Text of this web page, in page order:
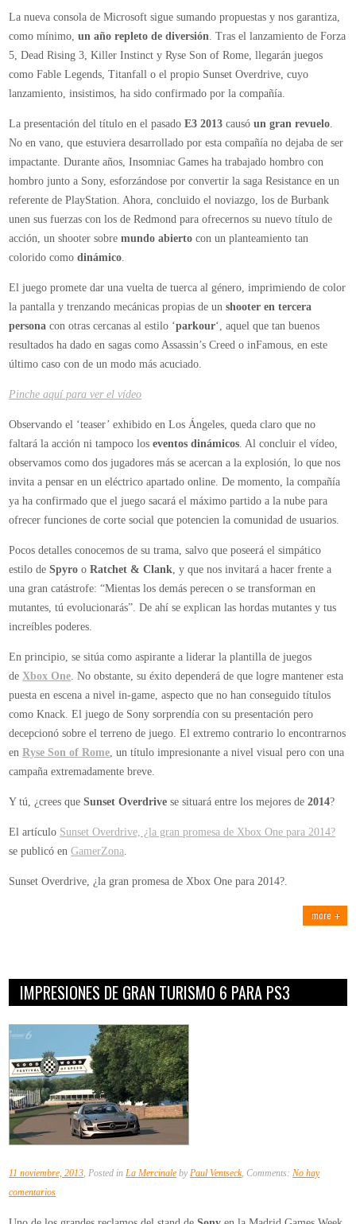
One
para
2014
La nueva consola de Microsoft sigue sumando propuestas y nos garantiza,
como mínimo,un año repleto de diversión . Tras el lanzamiento de Forza
5, Dead Rising 3, Killer Instinct y Ryse Son of Rome, llegarán juegos
como Fable Legends, Titanfall o el propio Sunset Overdrive, cuyo
lanzamiento, insistimos, ha sido confirmado por la compañía.
La presentación del título en el pasadoE3 2013 causóun gran revuelo
No en vano, que estuviera desarrollado por esta compañía no dejaba de ser
impactante. Durante años, Insomniac Games ha trabajado hombro con
hombro junto a Sony, esforzándose por convertir la saga Resistance en un
referente de PlayStation. Ahora, concluido el noviazgo, los de Burbank
unen sus fuerzas con los de Redmond para ofrecernos su nuevo título de
acción, un shooter sobremundo abierto con un planteamiento tan
colorido comodinámico
El juego promete dar una vuelta de tuerca al género, imprimiendo de color
la pantalla y trenzando mecánicas propias de unshooter en tercera
persona con otras cercanas al estilo ‘parkour‘, aquel que tan buenos
resultados ha dado en sagas como Assassin’s Creed o inFamous, en este
último caso con de un modo más acuciado.
Pinche aquí para ver el vídeo
Observando el ‘teaser’ exhibido en Los Ángeles, queda claro que no
faltará la acción ni tampoco loseventos dinámicos . Al concluir el vídeo,
observamos como dos jugadores más se acercan a la explosión, lo que nos
invita a pensar en un eléctrico apartado online. De momento, la compañía
ya ha confirmado que el juego sacará el máximo partido a la nube para
ofrecer funciones de corte social que potencien la comunidad de usuarios.
Pocos detalles conocemos de su trama, salvo que poseerá el simpático
estilo deSpyrooRatchet & Clank , y que nos invitará a hacer frente a
una gran catástrofe: “Mientas los demás perecen o se transforman en
mutantes, tú evolucionarás”. De ahí se explican las hordas mutantes y tus
increíbles poderes.
En principio, se sitúa como aspirante a liderar la plantilla de juegos
de Xbox One . No obstante, su éxito dependerá de que logre mantener esta
puesta en escena a nivel in-game, aspecto que no han conseguido títulos
como Knack. El juego de Sony sorprendía con su presentación pero
decepcionó sobre el terreno de juego. El extremo contrario lo encontrarnos
enRyse Son of Rome , un título impresionante a nivel visual pero con una
campaña extremadamente breve.
Y tú, ¿crees queSunset Overdrive se situará entre los mejores de2014?
El artículo Sunset Overdrive, ¿la gran promesa de Xbox One para 2014?
se publicó enGamerZona
Sunset Overdrive, ¿la gran promesa de Xbox One para 2014?.
more
IMPRESIONES DE GRAN TURISMO 6 PARA PS3
11 noviembre, 2013 , Posted in La Mercinale by Paul Ventseck, Comments: No hay
comentariosen